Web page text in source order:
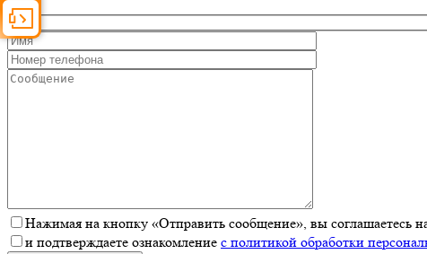
Нажимая на кнопку «Отправить сообщение», вы соглашаетесь
и подтверждаете ознакомление с политикой обработки